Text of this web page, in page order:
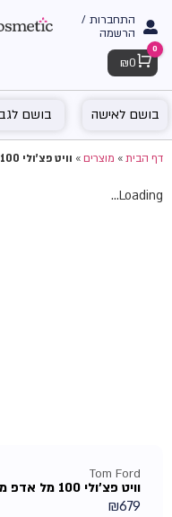
התחברות /
הרשמה
Cart
0
₪ 0
בושם לאישה בושם לגבר
דף הבית»מוצרים»וויט פצ'ולי 100 מל אדפ מבית טום פורד – בושם לאישה
Loading...
Tom Ford
וויט פצ'ולי 100 מל אדפ מבית טום פורד – בושם לאישה
₪679